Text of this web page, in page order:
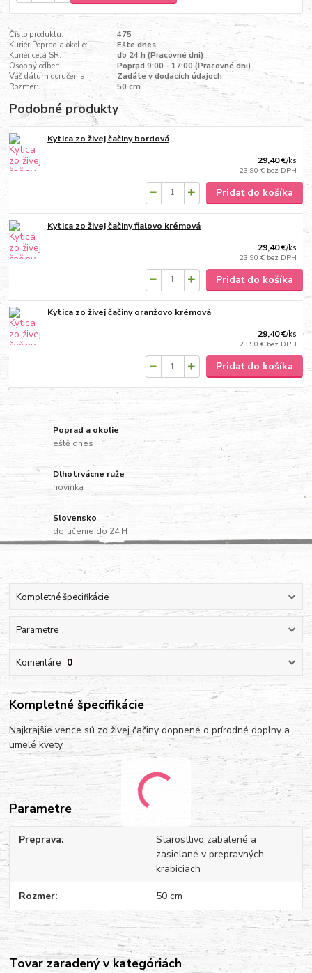
Číslo produktu:
475
Kuriér Poprad a okolie:
Ešte dnes
Kuriér celá SR:
do 24 h (Pracovné dni)
Osobný odber:
Poprad 9:00 - 17:00 (Pracovné dni)
Váš dátum doručenia:
Zadáte v dodacích údajoch
Rozmer:
50 cm
Podobné produkty
Kytica zo živej čačiny bordová
29,40 €/ks
23,90 € bez DPH
Pridať do košíka
Kytica zo živej čačiny fialovo krémová
29,40 €/ks
23,90 € bez DPH
Pridať do košíka
Kytica zo živej čačiny oranžovo krémová
29,40 €/ks
23,90 € bez DPH
Pridať do košíka
Poprad a okolie
eště dnes
Dlhotrvácne ruže
novinka
Slovensko
doručenie do 24 H
Kompletné špecifikácie
Parametre
Komentáre 0
Kompletné špecifikácie
Najkrajšie vence sú zo živej čačiny dopnené o prírodné doplny a
umelé kvety.
Parametre
Preprava
Starostlivo zabalené a
zasielané v prepravných
krabiciach
Rozmer 50 cm
Tovar zaradený v kategóriách